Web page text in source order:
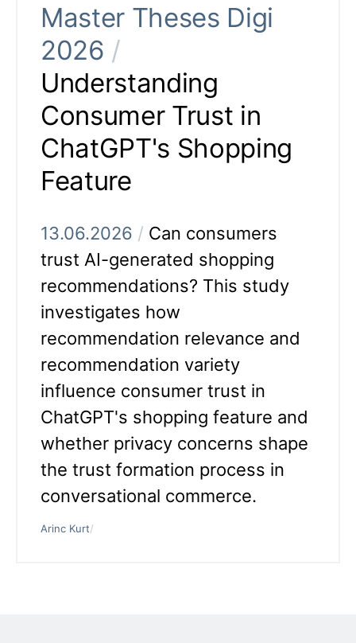
Master Theses Digi
2026 /
Understanding
Consumer Trust in
ChatGPT's Shopping
Feature
13.06.2026 / Can consumers
trust AI-generated shopping
recommendations? This study
investigates how
recommendation relevance and
recommendation variety
influence consumer trust in
ChatGPT's shopping feature and
whether privacy concerns shape
the trust formation process in
conversational commerce.
Arinc Kurt/